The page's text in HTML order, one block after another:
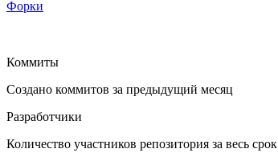
Форки
Коммиты
Создано коммитов за предыдущий месяц
Разработчики
Количество участников репозитория за весь срок